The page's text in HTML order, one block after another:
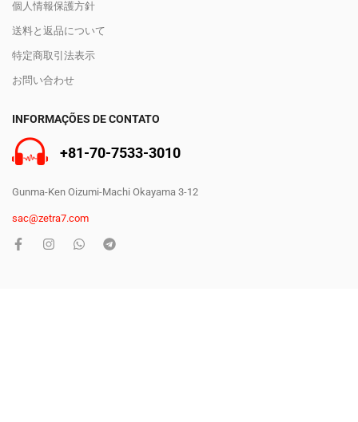
個人情報保護方針
送料と返品について
特定商取引法表示
お問い合わせ
INFORMAÇÕES DE CONTATO
+81-70-7533-3010
Gunma-Ken Oizumi-Machi Okayama 3-12
sac@zetra7.com